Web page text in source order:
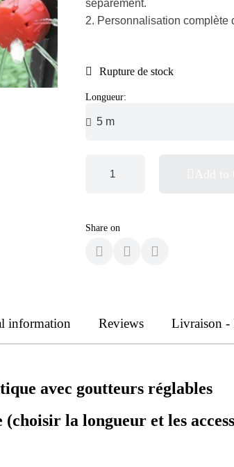
séparément.
2. Personnalisation complète
Rupture de stock
Longueur:
Share on
information Reviews Livraison -
avec goutteurs réglables
la longueur et les